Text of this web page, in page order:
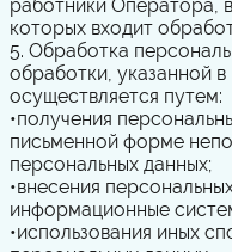
работники Оператора,
которых входит
5. Обработка
обработки, указанной
осуществляется путем:
•получения
письменной форме
персональных данных;
•внесения
информационные
•использования иных